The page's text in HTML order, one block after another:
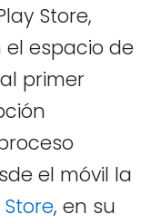
Store,
espacio de
primer
el móvil la
, en su